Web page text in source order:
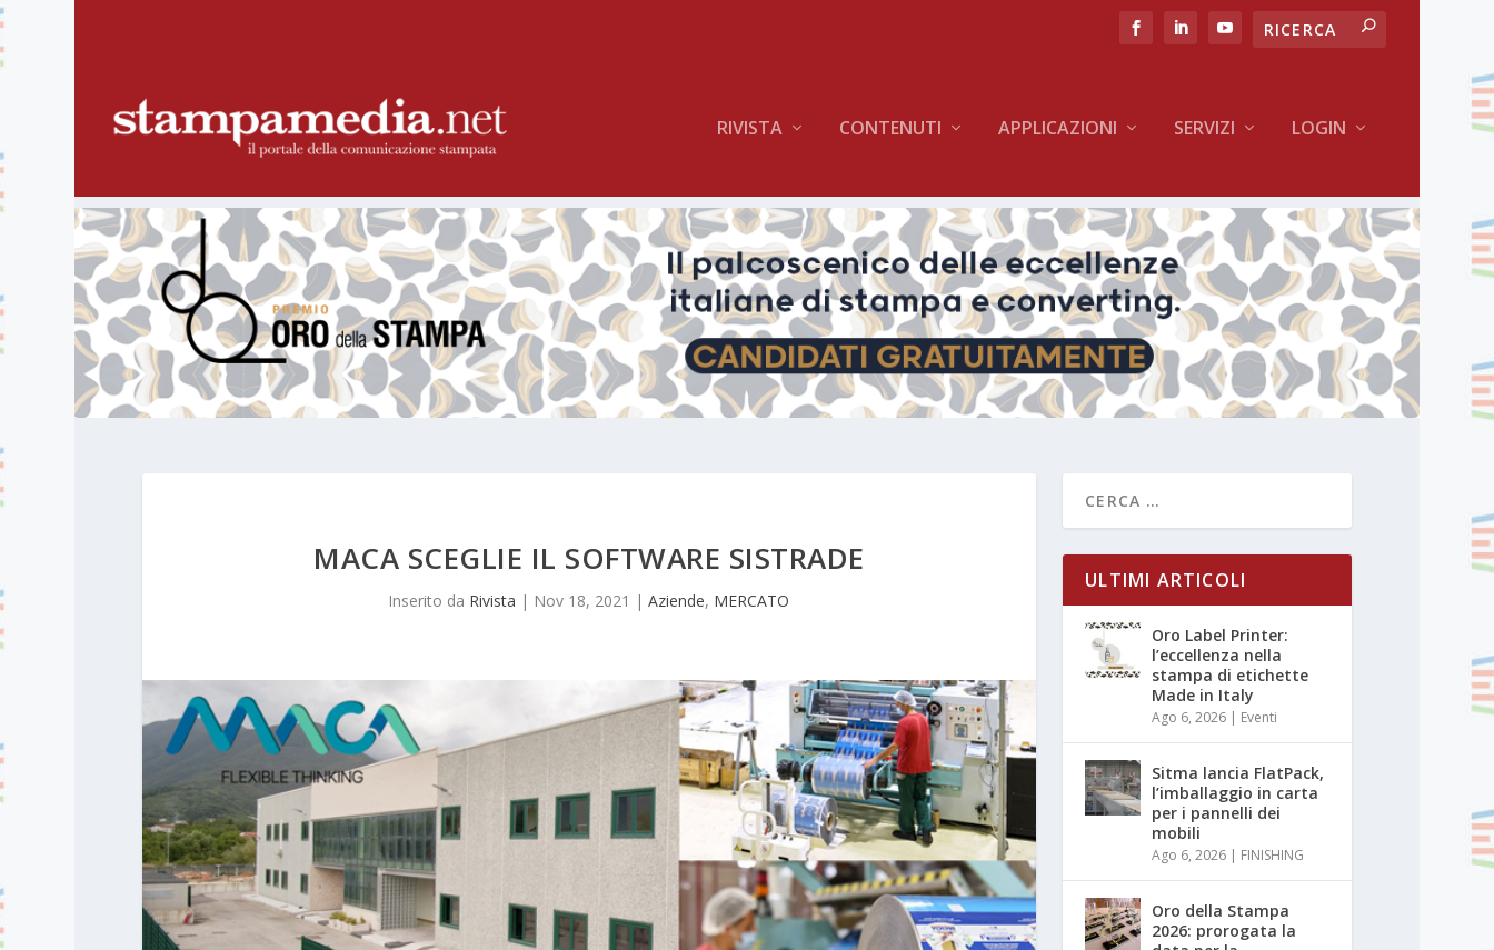
RIVISTA CONTENUTI APPLICAZIONI SERVIZI LOGIN
MACA SCEGLIE IL SOFTWARE SISTRADE
Inserito da Rivista | Nov 18, 2021 |Aziende, MERCATO
ULTIMI ARTICOLI
Oro Label Printer:
l’eccellenza nella
stampa di etichette
Made in Italy
Ago 6, 2026 | Eventi
Sitma lancia FlatPack,
l’imballaggio in carta
per i pannelli dei
mobili
Ago 6, 2026 | FINISHING
Oro della Stampa
2026: prorogata la